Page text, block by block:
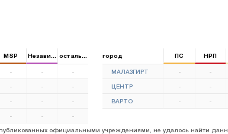
MSP Независимыйостальные город ПС НРП
- - -
- - -
- - -
- - -
МАЛАЗГИРТ - -
ЦЕНТР - -
ВАРТО - -
официальными учреждениями, не удалось найти